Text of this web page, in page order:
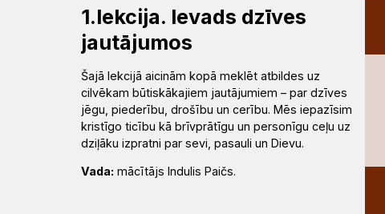
Pārvalde
LELB
organizācijas
Kontakti
Garīgais
atbalsts
Ģimenēm
un
jauniešiem
Rekolekcijas
Kapelānu
dienests
Misija
Apmācības
un
semināri
Vakances
Video
un
audio
Svētdienas
Rīts
1.lekcija. Ievads dzīves
jautājumos
Šajā lekcijā aicinām kopā meklēt atbildes uz
cilvēkam būtiskākajiem jautājumiem – par dzīves
jēgu, piederību, drošību un cerību. Mēs iepazīsim
kristīgo ticību kā brīvprātīgu un personīgu ceļu uz
dziļāku izpratni par sevi, pasauli un Dievu.
Vada: mācītājs Indulis Paičs.